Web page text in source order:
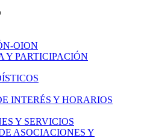
OION
Y PARTICIPACIÓN
INTERÉS Y HORARIOS
Y SERVICIOS
ASOCIACIONES Y